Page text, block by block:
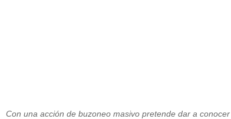
Con una acción de buzoneo masivo pretende dar a